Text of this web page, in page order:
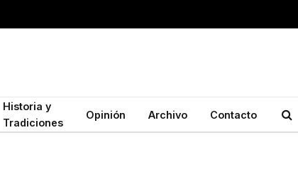
Historia y
Tradiciones
Opinión Archivo Contacto